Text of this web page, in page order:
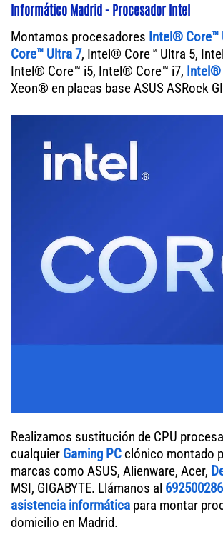
Informático Madrid - Procesador Intel
Montamos procesadores Intel® Core™
Core™ Ultra 7, Intel® Core™ Ultra 5,
Intel® Core™ i5, Intel® Core™ i7, Intel®
Xeon® en placas base ASUS ASRock
Realizamos sustitución de CPU
cualquier Gaming PC clónico montado
marcas como ASUS, Alienware, Acer,
MSI, GIGABYTE. Llámanos al 692500286
asistencia informática para montar
domicilio en Madrid.